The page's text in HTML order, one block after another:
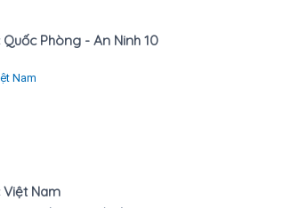
Phòng - An Ninh 10
Nam
Việt Nam